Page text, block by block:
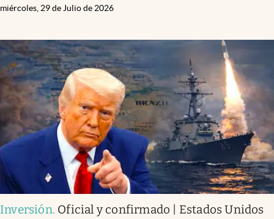
miércoles, 29 de Julio de 2026
Inversión. Oficial y confirmado | Estados Unidos